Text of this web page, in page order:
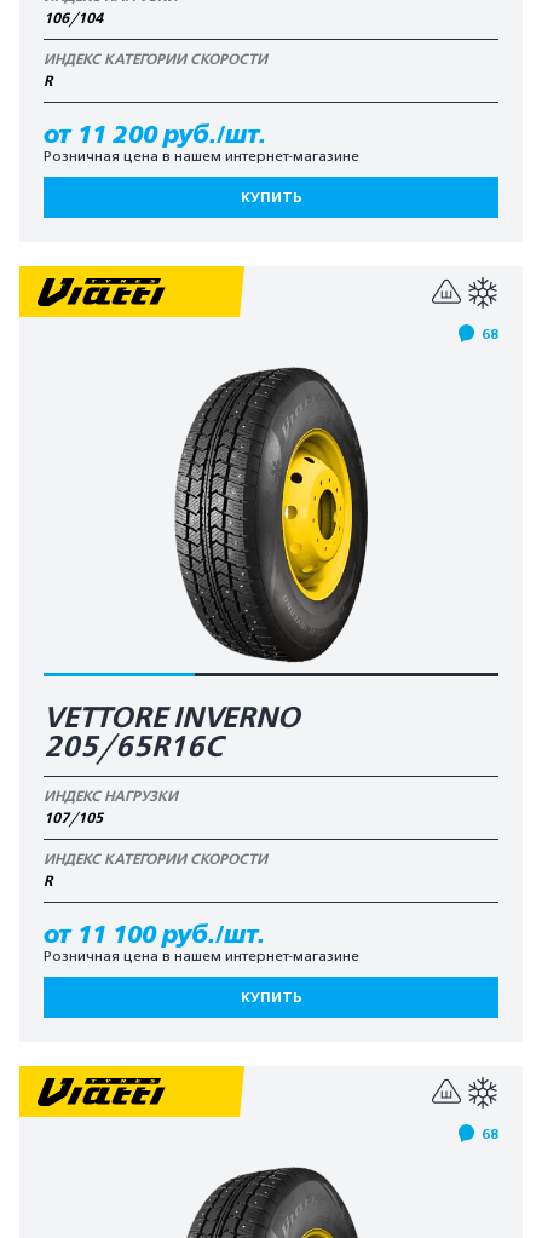
106/104
ИНДЕКС КАТЕГОРИИ СКОРОСТИ
R
от 11 200 руб./шт.
Розничная цена в нашем интернет-магазине
КУПИТЬ
68
VETTORE INVERNO
205/65R16C
ИНДЕКС НАГРУЗКИ
107/105
ИНДЕКС КАТЕГОРИИ СКОРОСТИ
R
от 11 100 руб./шт.
Розничная цена в нашем интернет-магазине
КУПИТЬ
68